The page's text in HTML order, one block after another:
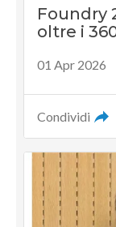
Foundry
oltre i
01 Apr 2026
Condividi